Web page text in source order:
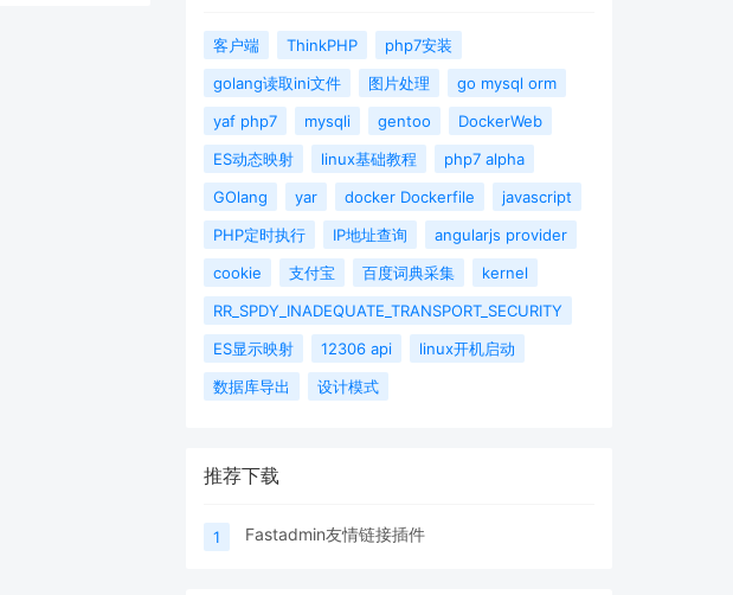
客户端 ThinkPHP
php7安装
golang读取ini文件
图片处理
go mysql orm
yaf php7
mysqli gentoo
DockerWeb
ES动态映射
linux基础教程
php7 alpha
GOlang
yar docker Dockerfile
javascript
PHP定时执行
IP地址查询
angularjs provider
cookie
支付宝 百度词典采集
kernel
RR_SPDY_INADEQUATE_TRANSPORT_SECURITY
ES显示映射
12306 api
linux开机启动
数据库导出
设计模式
推荐下载
1 Fastadmin友情链接插件